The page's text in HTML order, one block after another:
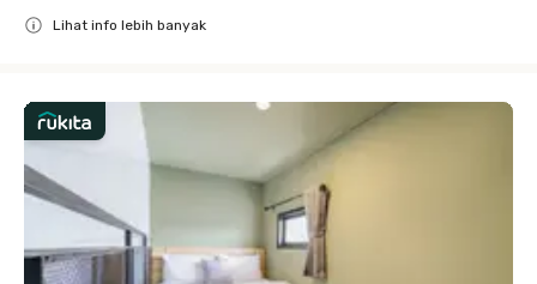
Lihat info lebih banyak